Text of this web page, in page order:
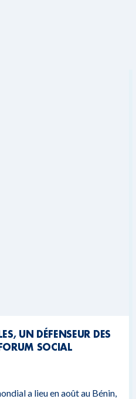
UN DÉFENSEUR DES
SOCIAL
a lieu en août au Bénin,